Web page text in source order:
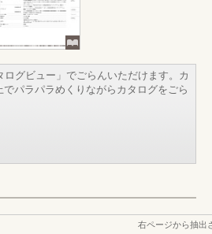
ログビュー」でごらんいただけます。カ
パラパラめくりながらカタログをごら
右ページから抽出